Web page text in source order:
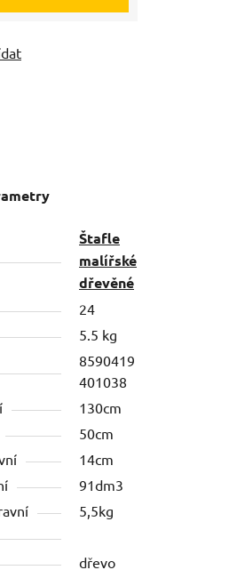
Štafle
malířské
dřevěné
24
5.5 kg
8590419
401038
130cm
50cm
14cm
91dm3
5,5kg
dřevo